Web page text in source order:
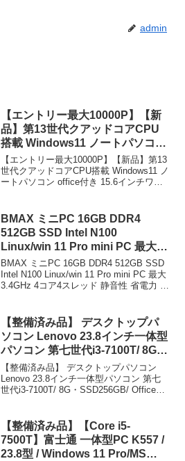
admin
【エントリー最大10000P】【新
品】第13世代クアッドコアCPU
搭載 Windows11 ノートパソコン
office付き 15.6インチワイド液晶
フルHD Intel AlderLake N95 メ
モリ12GB LPDDR5 新品
USB3.0 HDMI 日本語配列キーボ
ード win11初心者本付【CM15】
ショップ名 KRダイレクト 価格
39800円
【エントリー最大10000P】【新品】第13
世代クアッドコアCPU搭載 Windows11 ノ
ートパソコン office付き 15.6インチワイ
BMAX ミニPC 16GB DDR4
512GB SSD Intel N100
Linux/win 11 Pro mini PC 最大
3.4GHz 4コア4スレッド 静音性
省電力 豊富なポート 4K 60Hz 3
画面同時出力 Type-C (full
/BT4.2/ RJ45-1000M-LAN 5つ星
のうち4.1 713 ￥28,499
BMAX ミニPC 16GB DDR4 512GB SSD
Intel N100 Linux/win 11 Pro mini PC 最大
3.4GHz 4コア4スレッド 静音性 省電力 豊
【整備済み品】 デスクトップパ
ソコン Lenovo 23.8インチ一体型
パソコン 第七世代i3-7100T/ 8G・
SSD256GB/ Office 2019搭
載/Windows 11/1920×1080/IPS/
カメラ(200万画
さ・縦回転/超薄型 省スペース・
ミニpc (整備済み品) lenovo
￥32,800
【整備済み品】 デスクトップパソコン
Lenovo 23.8インチ一体型パソコン 第七
世代i3-7100T/ 8G・SSD256GB/ Office
【整備済み品】【Core i5-
7500T】富士通 一体型PC K557 /
23.8型 / Windows 11 Pro/MS